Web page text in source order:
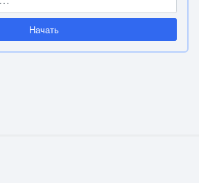
Начать